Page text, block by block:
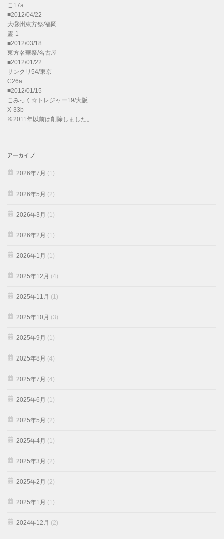
こ17a
■2012/04/22
大⑨州東方祭/福岡
霊-1
■2012/03/18
東方名華祭/名古屋
■2012/01/22
サンクリ54/東京
C26a
■2012/01/15
こみっく☆トレジャー19/大阪
X-33b
※2011年以前は削除しました。
アーカイブ
2026年7月 (1)
2026年5月 (2)
2026年3月 (1)
2026年2月 (1)
2026年1月 (1)
2025年12月 (4)
2025年11月 (1)
2025年10月 (3)
2025年9月 (1)
2025年8月 (4)
2025年7月 (4)
2025年6月 (1)
2025年5月 (2)
2025年4月 (1)
2025年3月 (2)
2025年2月 (2)
2025年1月 (1)
2024年12月 (2)